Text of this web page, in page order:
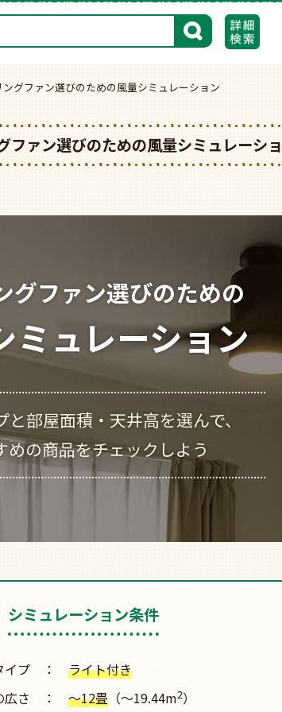
検索
グファン選びのための風量シミュレーション
ファン選びのための風量シミュレーシ
グファン選びのための
ミュレーション
と部屋面積・天井高を選んで、
めの商品をチェックしよう
シミュレーション条件
イプ
ライト付き
広さ
～12畳 （～19.44m2）